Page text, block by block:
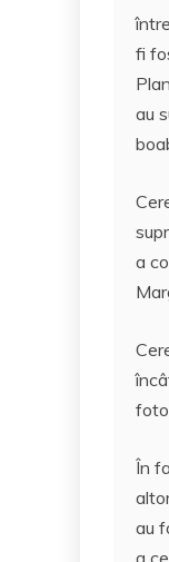
fi
au
a
În
au